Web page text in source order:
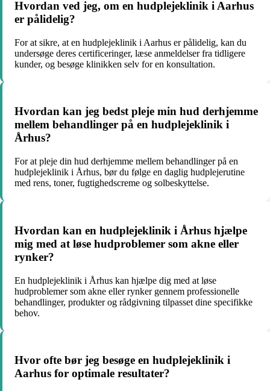
Hvordan ved jeg, om en hudplejeklinik i Aarhus
er pålidelig?
For at sikre, at en hudplejeklinik i Aarhus er pålidelig, kan du
undersøge deres certificeringer, læse anmeldelser fra tidligere
kunder, og besøge klinikken selv for en konsultation.
Hvordan kan jeg bedst pleje min hud derhjemme
mellem behandlinger på en hudplejeklinik i
Århus?
For at pleje din hud derhjemme mellem behandlinger på en
hudplejeklinik i Århus, bør du følge en daglig hudplejerutine
med rens, toner, fugtighedscreme og solbeskyttelse.
Hvordan kan en hudplejeklinik i Århus hjælpe
mig med at løse hudproblemer som akne eller
rynker?
En hudplejeklinik i Århus kan hjælpe dig med at løse
hudproblemer som akne eller rynker gennem professionelle
behandlinger, produkter og rådgivning tilpasset dine specifikke
behov.
Hvor ofte bør jeg besøge en hudplejeklinik i
Aarhus for optimale resultater?